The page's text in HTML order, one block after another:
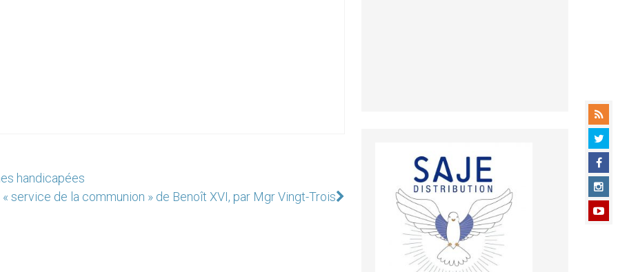
handicapées
« service de la communion » de Benoît XVI, par Mgr Vingt-Trois